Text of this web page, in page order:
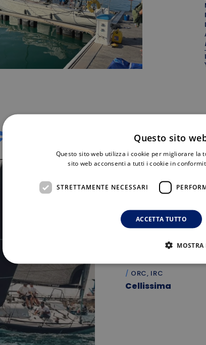
ORC, IRC
Cellissima
Questo sito
Questo sito web utilizza i cookie per migliorare la
sito web acconsenti a tutti i cookie in
STRETTAMENTE NECESSARI
ACCETTA TUTTO
MOSTRA